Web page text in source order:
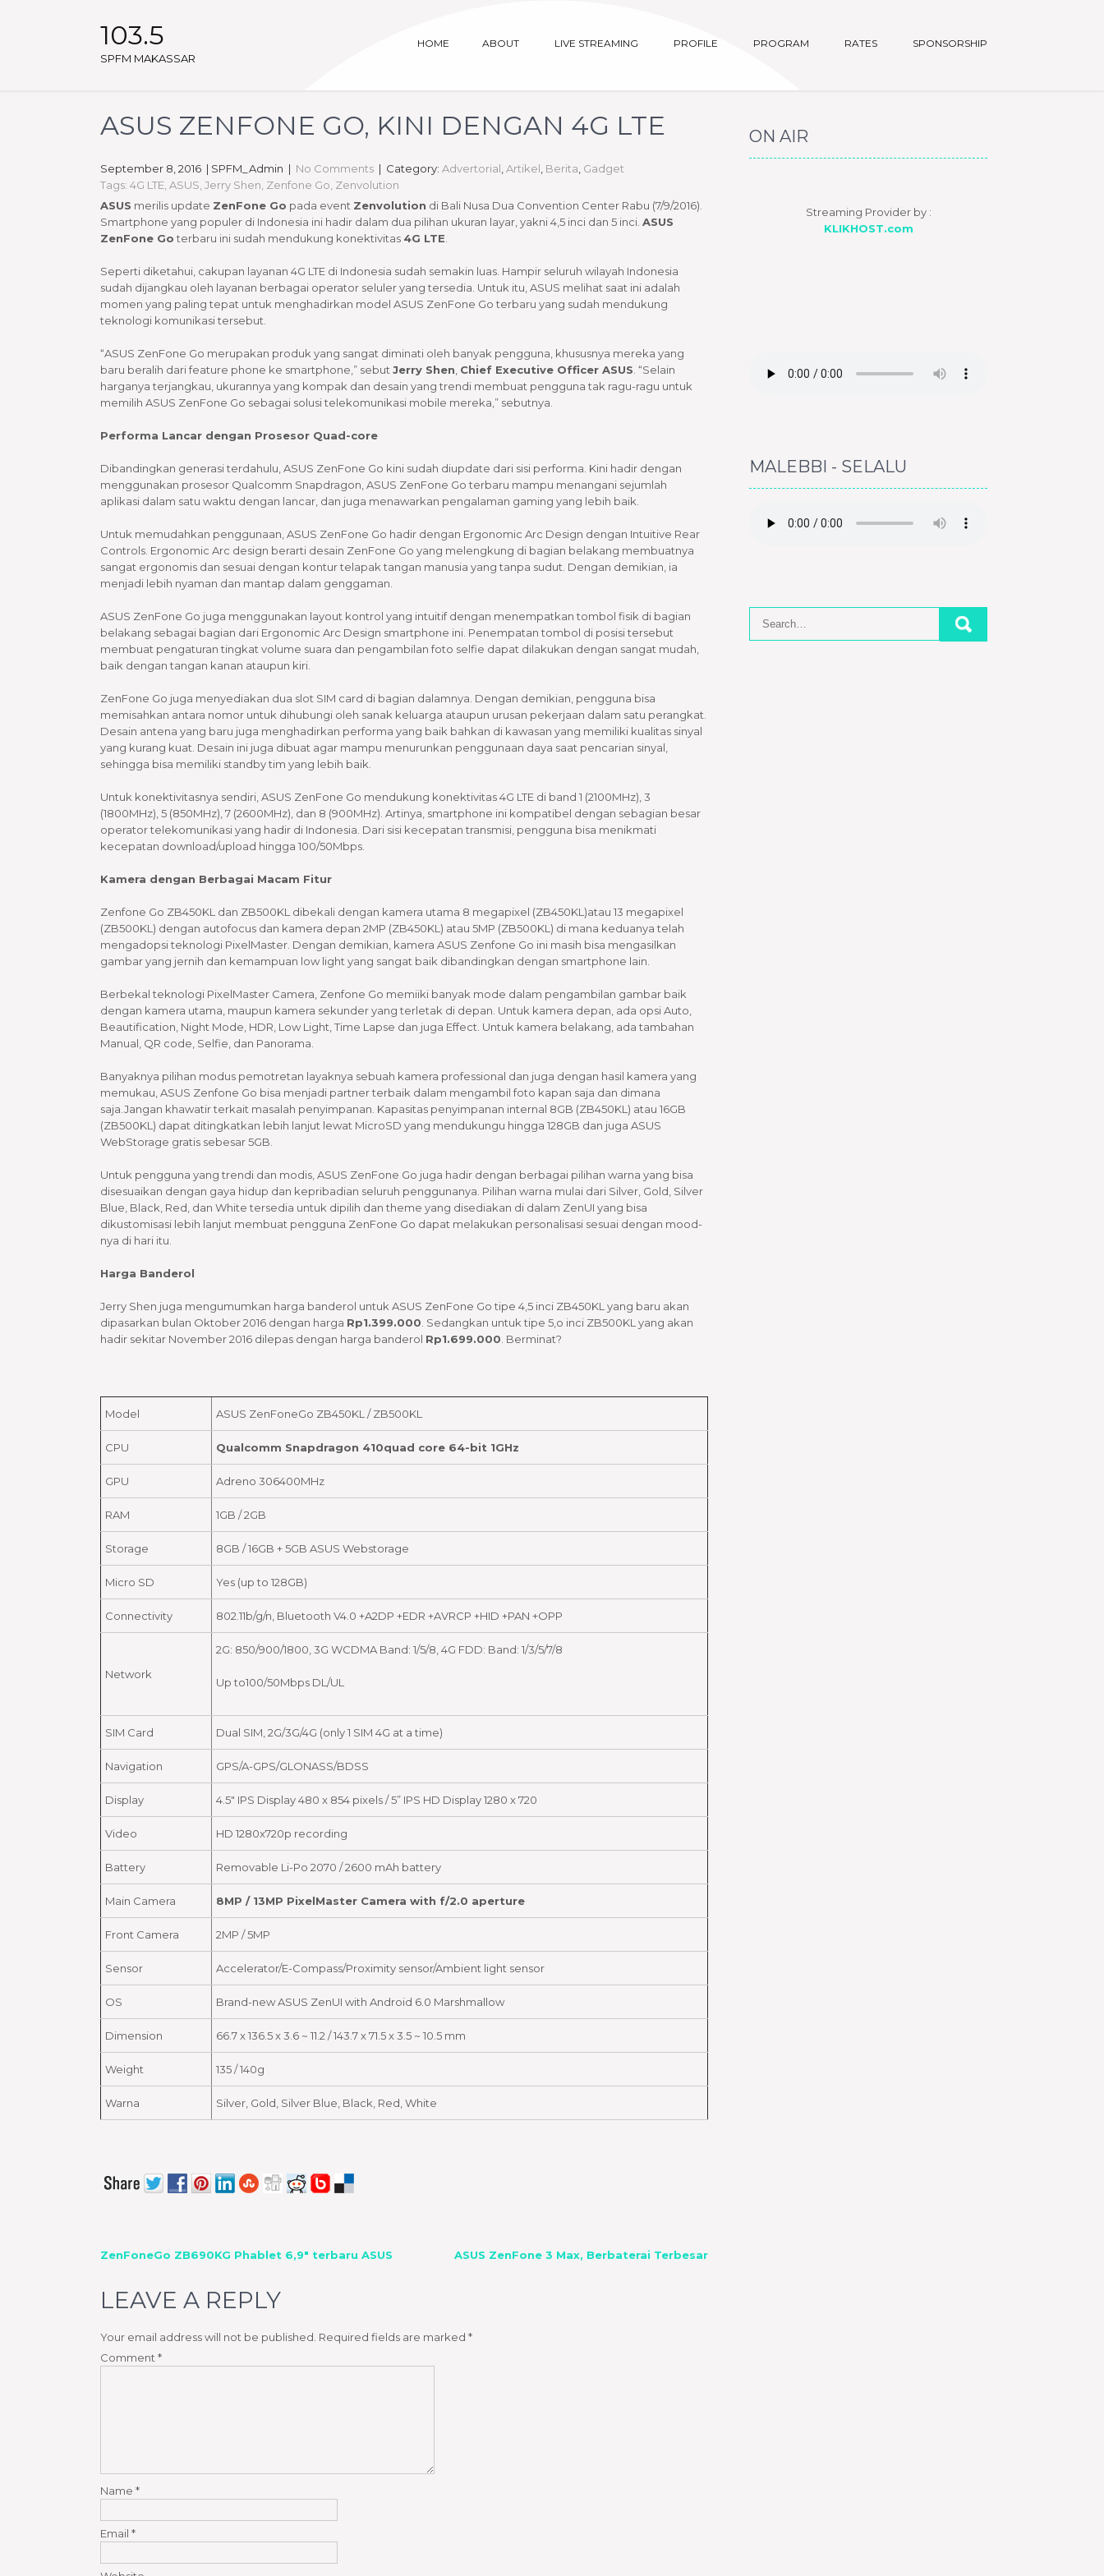
103.5
SPFM MAKASSAR
HOME ABOUT LIVE STREAMING PROFILE PROGRAM RATES SPONSORSHIP
ASUS ZENFONE GO, KINI DENGAN 4G LTE
September 8, 2016 | SPFM_Admin | No Comments | Category: Advertorial Artikel Berita Gadget
Tags: 4G LTE ASUS Jerry Shen Zenfone Go Zenvolution
ASUS merilis update ZenFone Go pada event Zenvolution di Bali Nusa Dua Convention Center Rabu (7/9/2016).
Smartphone yang populer di Indonesia ini hadir dalam dua pilihan ukuran layar, yakni 4,5 inci dan 5 inci. ASUS
ZenFone Goterbaru ini sudah mendukung konektivitas 4G LTE
Seperti diketahui, cakupan layanan 4G LTE di Indonesia sudah semakin luas. Hampir seluruh wilayah Indonesia
sudah dijangkau oleh layanan berbagai operator seluler yang tersedia. Untuk itu, ASUS melihat saat ini adalah
momen yang paling tepat untuk menghadirkan model ASUS ZenFone Go terbaru yang sudah mendukung
teknologi komunikasi tersebut.
“ASUS ZenFone Go merupakan produk yang sangat diminati oleh banyak pengguna, khususnya mereka yang
baru beralih dari feature phone ke smartphone,” sebut Jerry Shen Chief Executive Officer ASUS . “Selain
harganya terjangkau, ukurannya yang kompak dan desain yang trendi membuat pengguna tak ragu-ragu untuk
memilih ASUS ZenFone Go sebagai solusi telekomunikasi mobile mereka,” sebutnya.
Performa Lancar dengan Prosesor Quad-core
Dibandingkan generasi terdahulu, ASUS ZenFone Go kini sudah diupdate dari sisi performa. Kini hadir dengan
menggunakan prosesor Qualcomm Snapdragon, ASUS ZenFone Go terbaru mampu menangani sejumlah
aplikasi dalam satu waktu dengan lancar, dan juga menawarkan pengalaman gaming yang lebih baik.
Untuk memudahkan penggunaan, ASUS ZenFone Go hadir dengan Ergonomic Arc Design dengan Intuitive Rear
Controls. Ergonomic Arc design berarti desain ZenFone Go yang melengkung di bagian belakang membuatnya
sangat ergonomis dan sesuai dengan kontur telapak tangan manusia yang tanpa sudut. Dengan demikian, ia
menjadi lebih nyaman dan mantap dalam genggaman.
ASUS ZenFone Go juga menggunakan layout kontrol yang intuitif dengan menempatkan tombol fisik di bagian
belakang sebagai bagian dari Ergonomic Arc Design smartphone ini. Penempatan tombol di posisi tersebut
membuat pengaturan tingkat volume suara dan pengambilan foto selfie dapat dilakukan dengan sangat mudah,
baik dengan tangan kanan ataupun kiri.
ZenFone Go juga menyediakan dua slot SIM card di bagian dalamnya. Dengan demikian, pengguna bisa
memisahkan antara nomor untuk dihubungi oleh sanak keluarga ataupun urusan pekerjaan dalam satu perangkat.
Desain antena yang baru juga menghadirkan performa yang baik bahkan di kawasan yang memiliki kualitas sinyal
yang kurang kuat. Desain ini juga dibuat agar mampu menurunkan penggunaan daya saat pencarian sinyal,
sehingga bisa memiliki standby tim yang lebih baik.
Untuk konektivitasnya sendiri, ASUS ZenFone Go mendukung konektivitas 4G LTE di band 1 (2100MHz), 3
(1800MHz), 5 (850MHz), 7 (2600MHz), dan 8 (900MHz). Artinya, smartphone ini kompatibel dengan sebagian besar
operator telekomunikasi yang hadir di Indonesia. Dari sisi kecepatan transmisi, pengguna bisa menikmati
kecepatan download/upload hingga 100/50Mbps.
Kamera dengan Berbagai Macam Fitur
Zenfone Go ZB450KL dan ZB500KL dibekali dengan kamera utama 8 megapixel (ZB450KL)atau 13 megapixel
(ZB500KL) dengan autofocus dan kamera depan 2MP (ZB450KL) atau 5MP (ZB500KL) di mana keduanya telah
mengadopsi teknologi PixelMaster. Dengan demikian, kamera ASUS Zenfone Go ini masih bisa mengasilkan
gambar yang jernih dan kemampuan low light yang sangat baik dibandingkan dengan smartphone lain.
Berbekal teknologi PixelMaster Camera, Zenfone Go memiiki banyak mode dalam pengambilan gambar baik
dengan kamera utama, maupun kamera sekunder yang terletak di depan. Untuk kamera depan, ada opsi Auto,
Beautification, Night Mode, HDR, Low Light, Time Lapse dan juga Effect. Untuk kamera belakang, ada tambahan
Manual, QR code, Selfie, dan Panorama.
Banyaknya pilihan modus pemotretan layaknya sebuah kamera professional dan juga dengan hasil kamera yang
memukau, ASUS Zenfone Go bisa menjadi partner terbaik dalam mengambil foto kapan saja dan dimana
saja.Jangan khawatir terkait masalah penyimpanan. Kapasitas penyimpanan internal 8GB (ZB450KL) atau 16GB
(ZB500KL) dapat ditingkatkan lebih lanjut lewat MicroSD yang mendukungu hingga 128GB dan juga ASUS
WebStorage gratis sebesar 5GB.
Untuk pengguna yang trendi dan modis, ASUS ZenFone Go juga hadir dengan berbagai pilihan warna yang bisa
disesuaikan dengan gaya hidup dan kepribadian seluruh penggunanya. Pilihan warna mulai dari Silver, Gold, Silver
Blue, Black, Red, dan White tersedia untuk dipilih dan theme yang disediakan di dalam ZenUI yang bisa
dikustomisasi lebih lanjut membuat pengguna ZenFone Go dapat melakukan personalisasi sesuai dengan mood-
nya di hari itu.
Harga Banderol
Jerry Shen juga mengumumkan harga banderol untuk ASUS ZenFone Go tipe 4,5 inci ZB450KL yang baru akan
dipasarkan bulan Oktober 2016 dengan harga Rp1.399.000 . Sedangkan untuk tipe 5,o inci ZB500KL yang akan
hadir sekitar November 2016 dilepas dengan harga banderol Rp1.699.000 . Berminat?
Model ASUS ZenFoneGo ZB450KL / ZB500KL
CPU Qualcomm Snapdragon 410quad core 64-bit 1GHz
GPU Adreno 306400MHz
RAM 1GB / 2GB
Storage 8GB / 16GB + 5GB ASUS Webstorage
Micro SD Yes (up to 128GB)
Connectivity 802.11b/g/n, Bluetooth V4.0 +A2DP +EDR +AVRCP +HID +PAN +OPP
Network
2G: 850/900/1800, 3G WCDMA Band: 1/5/8, 4G FDD: Band: 1/3/5/7/8
Up to100/50Mbps DL/UL
SIM Card Dual SIM, 2G/3G/4G (only 1 SIM 4G at a time)
Navigation GPS/A-GPS/GLONASS/BDSS
Display 4.5″ IPS Display 480 x 854 pixels / 5” IPS HD Display 1280 x 720
Video HD 1280x720p recording
Battery Removable Li-Po 2070 / 2600 mAh battery
Main Camera 8MP / 13MP PixelMaster Camera with f/2.0 aperture
Front Camera 2MP / 5MP
Sensor Accelerator/E-Compass/Proximity sensor/Ambient light sensor
OS Brand-new ASUS ZenUI with Android 6.0 Marshmallow
Dimension 66.7 x 136.5 x 3.6 ~ 11.2 / 143.7 x 71.5 x 3.5 ~ 10.5 mm
Weight 135 / 140g
Warna Silver, Gold, Silver Blue, Black, Red, White
POST
ZenFoneGo ZB690KG Phablet 6,9″ terbaru ASUS ASUS ZenFone 3 Max, Berbaterai Terbesar
LEAVE A REPLY
Your email address will not be published. Required fields are marked *
Comment *
Name *
Email *
ON AIR
Streaming Provider by :
KLIKHOST.com
MALEBBI - SELALU